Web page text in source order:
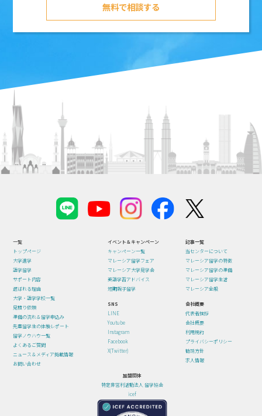
無料で相談する
一覧
トップページ
大学進学
語学留学
サポート内容
選ばれる理由
大学・語学学校一覧
見積り依頼
準備の流れ＆留学申込み
先輩留学生の体験レポート
留学ノウハウ一覧
よくあるご質問
ニュース＆メディア掲載情報
お問い合わせ
イベント＆キャンペーン
キャンペーン一覧
マレーシア留学フェア
マレーシア大学見学会
英語学習アドバイス
短期親子留学
記事一覧
当センターについて
マレーシア留学の特徴
マレーシア留学の準備
マレーシア留学生活
マレーシア全般
SNS
LINE
Youtube
Instagram
Facebook
X(Twitter)
会社概要
代表者挨拶
会社概要
利用規約
プライバシーポリシー
勧誘方針
求人情報
加盟団体
特定非営利活動法人 留学協会
icef